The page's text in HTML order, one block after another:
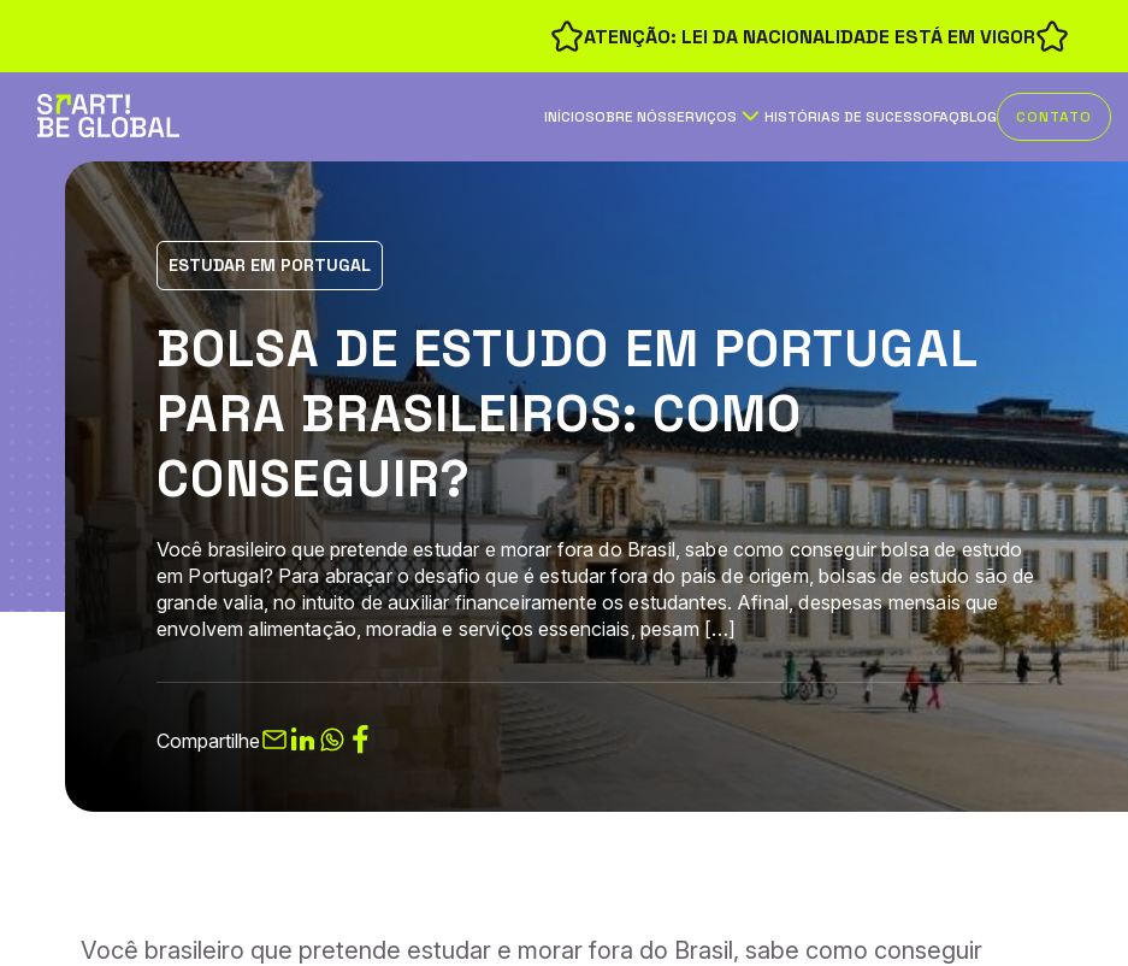
ATENÇÃO: LEI DA NACIONALIDADE ESTÁ EM VIGOR
INÍCIOSOBRE NÓSSERVIÇOS HISTÓRIAS DE SUCESSOFAQBLOG CONTATO
ESTUDAR EM PORTUGAL
BOLSA DE ESTUDO EM PORTUGAL
PARA BRASILEIROS: COMO
CONSEGUIR?
Você brasileiro que pretende estudar e morar fora do Brasil, sabe como conseguir bolsa de estudo
em Portugal? Para abraçar o desafio que é estudar fora do país de origem, bolsas de estudo são de
grande valia, no intuito de auxiliar financeiramente os estudantes. Afinal, despesas mensais que
envolvem alimentação, moradia e serviços essenciais, pesam […]
Compartilhe
Você brasileiro que pretende estudar e morar fora do Brasil, sabe como conseguir